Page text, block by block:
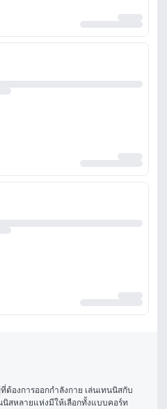
ต้องการออกกำลังกาย เล่นเทนนิสกับ
นิสหลายแห่งมีให้เลือกทั้งแบบคอร์ท